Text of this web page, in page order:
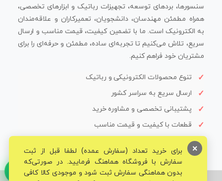
سنسورها، بردهای توسعه، تجهیزات رباتیک و ابزارهای تخصصی،
همراه مطمئن مهندسان، دانشجویان، تعمیرکاران و علاقه‌مندان
به الکترونیک است. ما با تضمین کیفیت، قیمت مناسب و ارسال
سریع، تلاش می‌کنیم تا تجربه‌ای ساده، مطمئن و حرفه‌ای را برای
مشتریان خود فراهم کنیم.
تنوع محصولات الکترونیکی و رباتیک
ارسال سریع به سراسر کشور
پشتیبانی تخصصی و مشاوره خرید
قطعات با کیفیت و قیمت مناسب
برای خرید تعداد (سفارش عمده) لطفا قبل از ثبت
سفارش با فروشگاه هماهنگ فرمایید. در صورتی‌که
بدون هماهنگی سفارش ثبت شود و موجودی کالا کافی
×